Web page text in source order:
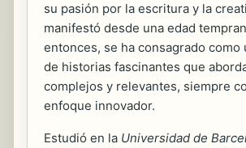
su pasión por la escritura y la
manifestó desde una edad
entonces, se ha consagrado como
de historias fascinantes que
complejos y relevantes, siempre
enfoque innovador.
Estudió en la Universidad de